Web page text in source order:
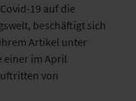
19 auf die
beschäftigt sich
Artikel unter
einer im April
von